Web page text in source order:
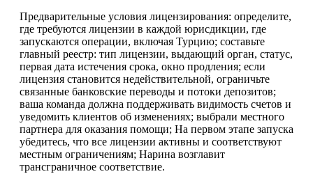
Предварительные условия лицензирования: определите,
где требуются лицензии в каждой юрисдикции, где
запускаются операции, включая Турцию; составьте
главный реестр: тип лицензии, выдающий орган, статус,
первая дата истечения срока, окно продления; если
лицензия становится недействительной, ограничьте
связанные банковские переводы и потоки депозитов;
ваша команда должна поддерживать видимость счетов и
уведомить клиентов об изменениях; выбрали местного
партнера для оказания помощи; На первом этапе запуска
убедитесь, что все лицензии активны и соответствуют
местным ограничениям; Нарина возглавит
трансграничное соответствие.